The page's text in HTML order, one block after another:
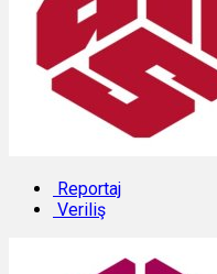
Reportaj
Veriliş